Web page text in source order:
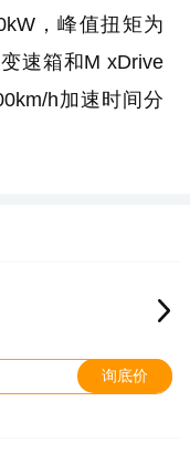
，峰值扭矩为
速箱和M xDrive
h加速时间分
询底价